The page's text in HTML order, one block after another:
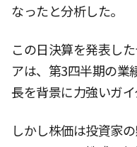
なったと分析した。
この日決算を発表し
アは、第3四半期の業
長を背景に力強いガイ
しかし株価は投資家